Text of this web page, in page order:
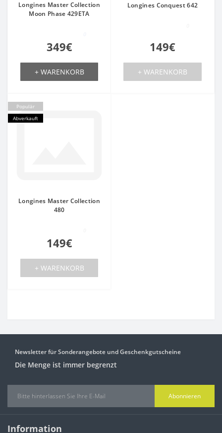
Longines Master Collection
Moon Phase 429ETA
349€
+ WARENKORB
Longines Conquest 642
149€
+ WARENKORB
Populär
Abverkauft
Longines Master Collection
480
149€
+ WARENKORB
Newsletter für Sonderangebote und Geschenkgutscheine
Die Menge ist immer begrenzt
Abonnieren
Information